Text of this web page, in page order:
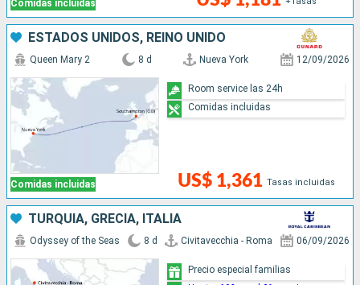
Comidas incluidas
ESTADOS UNIDOS, REINO UNIDO
Comidas incluidas
Queen Mary 2 8 d Nueva York 12/09/2026
US$ 1,361 Tasas incluidas
Room service las 24h
Comidas incluidas
TURQUÍA, GRECIA, ITALIA
Odyssey of the Seas 8 d Civitavecchia - Roma 06/09/2026
Precio especial familias